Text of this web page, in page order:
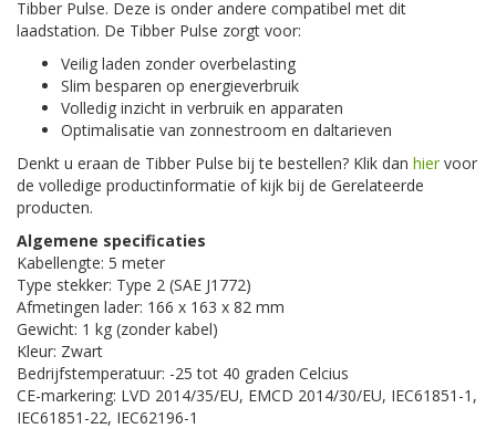
Tibber Pulse. Deze is onder andere compatibel met dit
laadstation. De Tibber Pulse zorgt voor:
Veilig laden zonder overbelasting
Slim besparen op energieverbruik
Volledig inzicht in verbruik en apparaten
Optimalisatie van zonnestroom en daltarieven
Denkt u eraan de Tibber Pulse bij te bestellen? Klik dan hiervoor
de volledige productinformatie of kijk bij de Gerelateerde
producten.
Algemene specificaties
Kabellengte: 5 meter
Type stekker: Type 2 (SAE J1772)
Afmetingen lader: 166 x 163 x 82 mm
Gewicht: 1 kg (zonder kabel)
Kleur: Zwart
Bedrijfstemperatuur: -25 tot 40 graden Celcius
CE-markering: LVD 2014/35/EU, EMCD 2014/30/EU, IEC61851-1,
IEC61851-22, IEC62196-1